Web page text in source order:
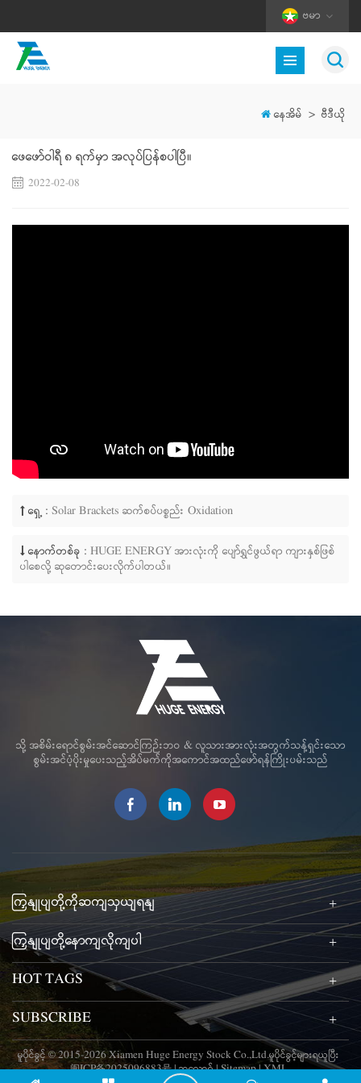
ဗမာ
နေအိမ် > ဗီဒီယို
ဖေဖော်ဝါရီ ၈ ရက်မှာ အလုပ်ပြန်စပါပြီ။
2022-02-08
ရှေ့ : Solar Brackets ဆက်စပ်ပစ္စည်း Oxidation
နောက်တစ်ခု : HUGE ENERGY အားလုံးကို ပျော်ရွှင်ဖွယ်ရာ ကျားနှစ်ဖြစ်
ပါစေလို့ ဆုတောင်းပေးလိုက်ပါတယ်။
သို့ အစိမ်းရောင်စွမ်းအင်ဆောင်ကြဉ်းဘဝ & လူသားအားလုံးအတွက်သန့်ရှင်းသော
စွမ်းအင်ပံ့ပိုးမှုပေးသည့်အိပ်မက်ကိုအကောင်အထည်ဖော်ရန်ကြိုးပမ်းသည်
ကြှနျုပျတို့ကိုဆကျသှယျရနျ
ကြှနျုပျတို့နောကျလိုကျပါ
HOT TAGS
SUBSCRIBE
မူပိုင်ခွင့် © 2015-2026 Xiamen Huge Energy Stock Co.,Ltd.မူပိုင်ခွင့်များရယူပြီး
闽ICP备2025096883号|ဘလော့ဂ်|Sitemap|XML